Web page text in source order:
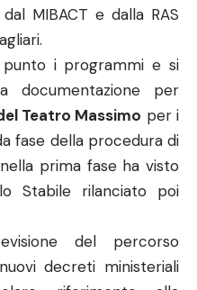
MIBACT e dalla RAS
i programmi e si
documentazione per
Teatro Massimo per i
fase della procedura di
prima fase ha visto
Stabile rilanciato poi
del percorso
decreti ministeriali